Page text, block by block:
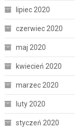
lipiec 2020
czerwiec 2020
maj 2020
kwiecień 2020
marzec 2020
luty 2020
styczeń 2020